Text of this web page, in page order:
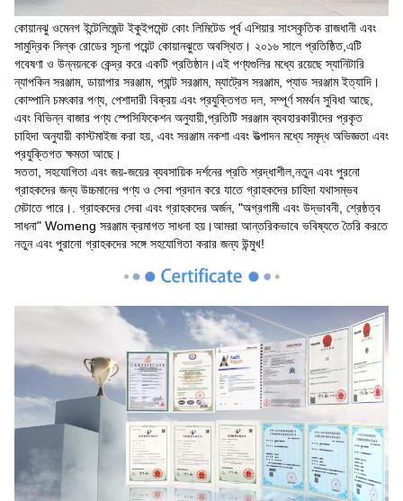
কোয়ানঝু ওমেনগ ইন্টেলিজেন্ট ইকুইপমেন্ট কোং লিমিটেড পূর্ব এশিয়ার সাংস্কৃতিক রাজধানী এবং
সামুদ্রিক সিল্ক রোডের সূচনা পয়েন্ট কোয়ানঝুতে অবস্থিত। ২০১৬ সালে প্রতিষ্ঠিত,এটি
গবেষণা ও উন্নয়নকে কেন্দ্র করে একটি প্রতিষ্ঠান।এই পণ্যগুলির মধ্যে রয়েছে স্যানিটারি
ন্যাপকিন সরঞ্জাম, ডায়াপার সরঞ্জাম, প্যান্ট সরঞ্জাম, ম্যাট্রেস সরঞ্জাম, প্যাড সরঞ্জাম ইত্যাদি।
কোম্পানি চমৎকার পণ্য, পেশাদারী বিক্রয় এবং প্রযুক্তিগত দল, সম্পূর্ণ সমর্থন সুবিধা আছে,
এবং বিভিন্ন বাজার পণ্য স্পেসিফিকেশন অনুযায়ী,প্রতিটি সরঞ্জাম ব্যবহারকারীদের প্রকৃত
চাহিদা অনুযায়ী কাস্টমাইজ করা হয়, এবং সরঞ্জাম নকশা এবং উত্পাদন মধ্যে সমৃদ্ধ অভিজ্ঞতা এবং
প্রযুক্তিগত ক্ষমতা আছে।
সততা, সহযোগিতা এবং জয়-জয়ের ব্যবসায়িক দর্শনের প্রতি শ্রদ্ধাশীল,নতুন এবং পুরনো
গ্রাহকদের জন্য উচ্চমানের পণ্য ও সেবা প্রদান করে যাতে গ্রাহকদের চাহিদা যথাসম্ভব
মেটাতে পারে।. গ্রাহকদের সেবা এবং গ্রাহকদের অর্জন, "অগ্রগামী এবং উদ্ভাবনী, শ্রেষ্ঠত্ব
সাধনা" Womeng সরঞ্জাম ক্রমাগত সাধনা হয়।আমরা আন্তরিকভাবে ভবিষ্যতে তৈরি করতে
নতুন এবং পুরানো গ্রাহকদের সঙ্গে সহযোগিতা করার জন্য উন্মুখ!